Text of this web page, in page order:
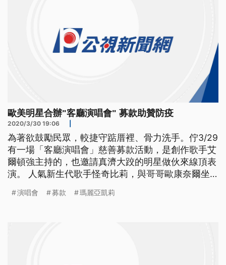
歐美明星合辦"客廳演唱會" 募款助贊防疫
2020/3/30 19:06
為著欲鼓勵民眾，較捷守踮厝裡、骨力洗手。佇3/29
有一場「客廳演唱會」慈善募款活動，是創作歌手艾
爾頓強主持的，也邀請真濟大跤的明星做伙來線頂表
演。 人氣新生代歌手怪奇比莉，與哥哥歐康奈爾坐
應新冠病毒疫情，鼓勵民眾少出門多待在家，展現患
演唱會 募款 瑪麗亞凱莉